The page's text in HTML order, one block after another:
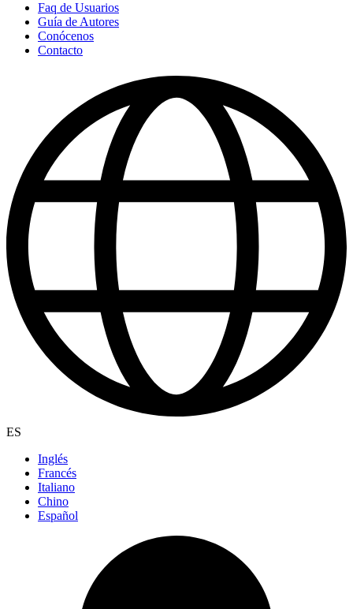
Faq de Usuarios
Guía de Autores
Conócenos
Contacto
ES
Inglés
Francés
Italiano
Chino
Español